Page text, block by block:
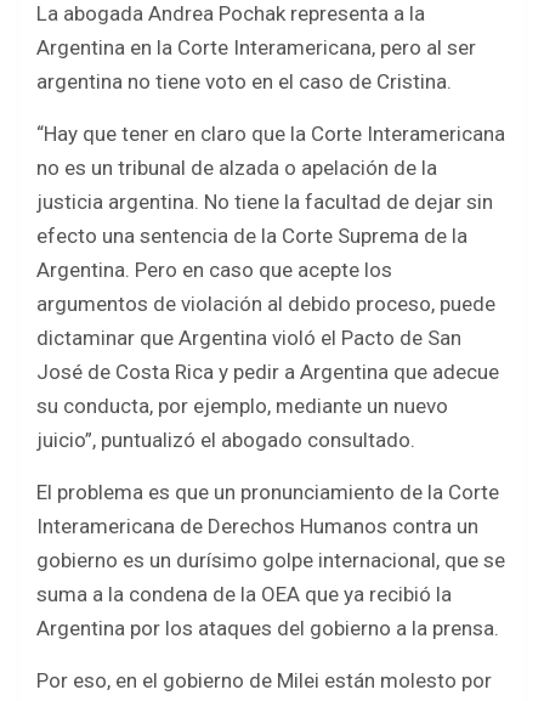
La abogada Andrea Pochak representa a la
Argentina en la Corte Interamericana, pero al ser
argentina no tiene voto en el caso de Cristina.
“Hay que tener en claro que la Corte Interamericana
no es un tribunal de alzada o apelación de la
justicia argentina. No tiene la facultad de dejar sin
efecto una sentencia de la Corte Suprema de la
Argentina. Pero en caso que acepte los
argumentos de violación al debido proceso, puede
dictaminar que Argentina violó el Pacto de San
José de Costa Rica y pedir a Argentina que adecue
su conducta, por ejemplo, mediante un nuevo
juicio”, puntualizó el abogado consultado.
El problema es que un pronunciamiento de la Corte
Interamericana de Derechos Humanos contra un
gobierno es un durísimo golpe internacional, que se
suma a la condena de la OEA que ya recibió la
Argentina por los ataques del gobierno a la prensa.
Por eso, en el gobierno de Milei están molesto por